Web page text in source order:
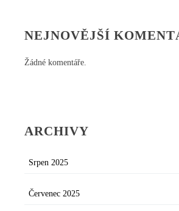
NEJNOVĚJŠÍ
Žádné komentáře.
ARCHIVY
Srpen 2025
Červenec 2025